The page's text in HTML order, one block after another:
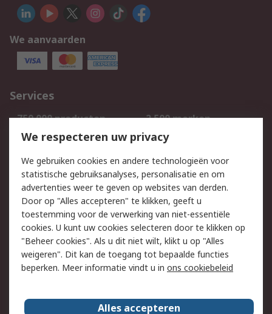
We aanvaarden
Services
750.000 producten
2.500 merken
Bestellen
Inkoopoplossingen
Track & Trace
Wettelijk
Cookiebeleid
Email veiligheid
Privacybeleid
Websitevoorwaarden
Algemene
verkoopvoorwaarden
Over RS
We respecteren uw privacy
We gebruiken cookies en andere technologieën voor
statistische gebruiksanalyses, personalisatie en om
advertenties weer te geven op websites van derden.
Door op "Alles accepteren" te klikken, geeft u
toestemming voor de verwerking van niet-essentiële
cookies. U kunt uw cookies selecteren door te klikken op
"Beheer cookies". Als u dit niet wilt, klikt u op "Alles
weigeren". Dit kan de toegang tot bepaalde functies
beperken. Meer informatie vindt u in ons cookiebeleid
Alles accepteren